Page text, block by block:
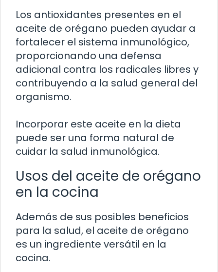
Los antioxidantes presentes en el
aceite de orégano pueden ayudar a
fortalecer el sistema inmunológico,
proporcionando una defensa
adicional contra los radicales libres y
contribuyendo a la salud general del
organismo.
Incorporar este aceite en la dieta
puede ser una forma natural de
cuidar la salud inmunológica.
Usos del aceite de orégano
en la cocina
Además de sus posibles beneficios
para la salud, el aceite de orégano
es un ingrediente versátil en la
cocina.